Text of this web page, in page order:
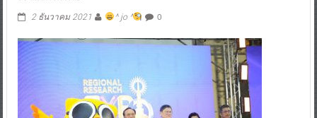
2 ธันวาคม 2021 ^ jo ^ 0